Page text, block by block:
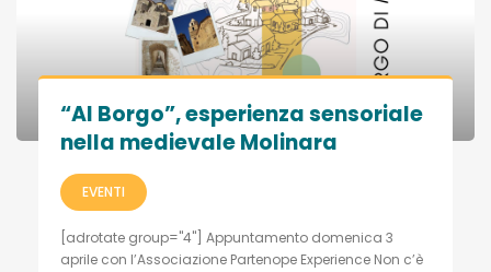
“Al Borgo”, esperienza sensoriale
nella medievale Molinara
EVENTI
[adrotate group="4"] Appuntamento domenica 3
aprile con l’Associazione Partenope Experience Non c’è